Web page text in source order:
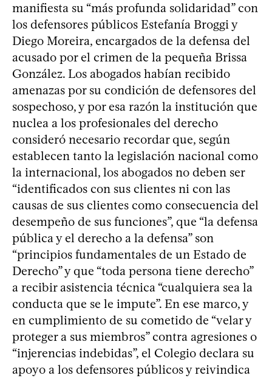
manifiesta su “más profunda solidaridad” con
los defensores públicos Estefanía Broggi y
Diego Moreira, encargados de la defensa del
acusado por el crimen de la pequeña Brissa
González. Los abogados habían recibido
amenazas por su condición de defensores del
sospechoso, y por esa razón la institución que
nuclea a los profesionales del derecho
consideró necesario recordar que, según
establecen tanto la legislación nacional como
la internacional, los abogados no deben ser
“identificados con sus clientes ni con las
causas de sus clientes como consecuencia del
desempeño de sus funciones”, que “la defensa
pública y el derecho a la defensa” son
“principios fundamentales de un Estado de
Derecho” y que “toda persona tiene derecho”
a recibir asistencia técnica “cualquiera sea la
conducta que se le impute”. En ese marco, y
en cumplimiento de su cometido de “velar y
proteger a sus miembros” contra agresiones o
“injerencias indebidas”, el Colegio declara su
apoyo a los defensores públicos y reivindica